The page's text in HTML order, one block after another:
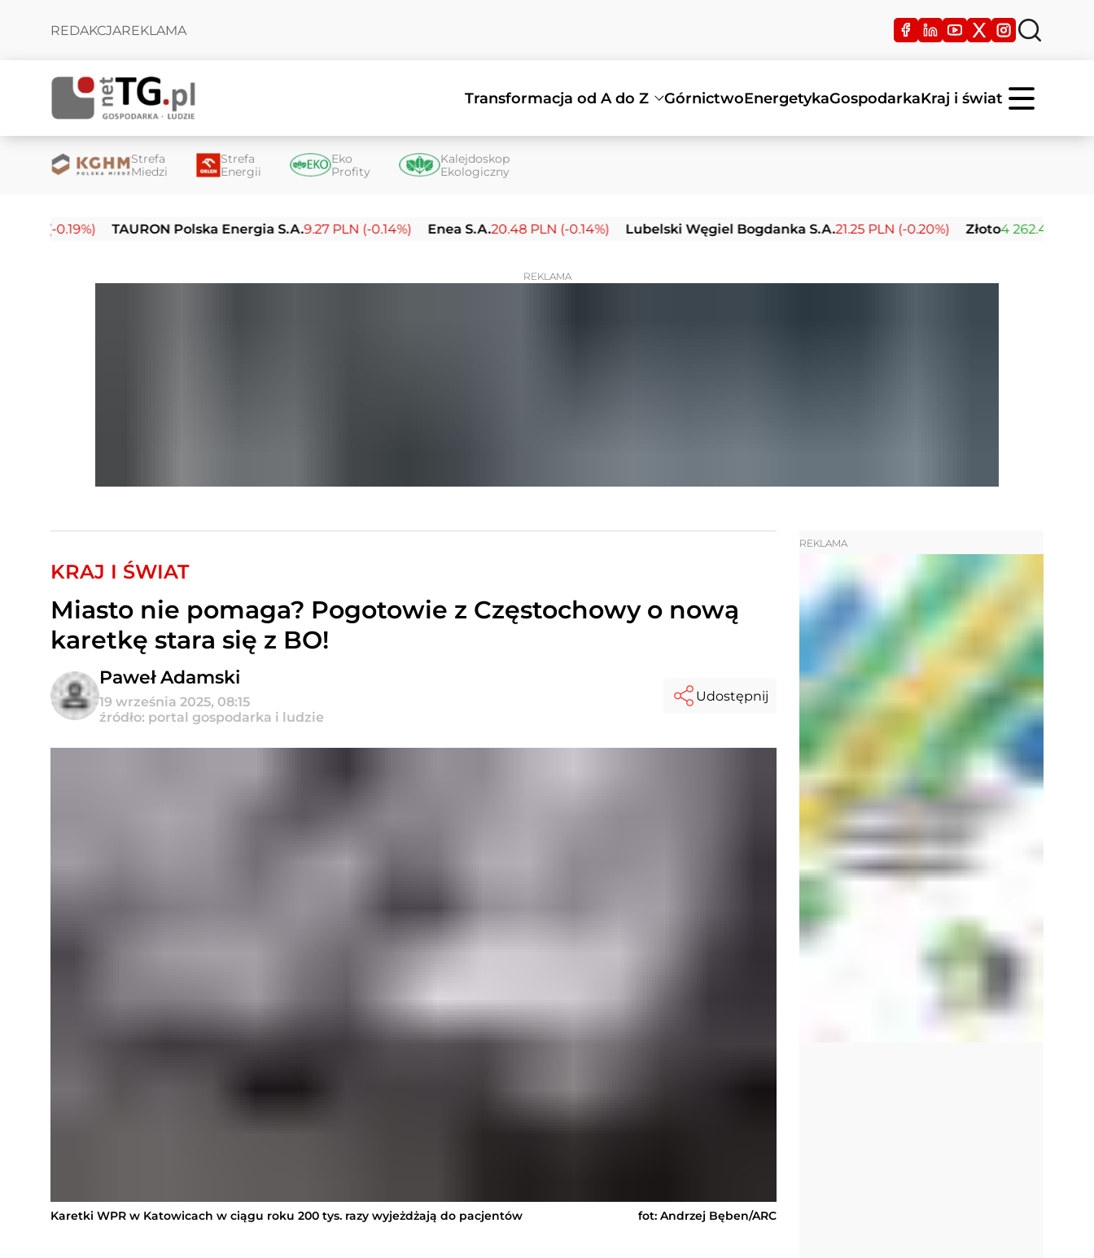
REDAKCJAREKLAMA
Transformacja od A do Z GórnictwoEnergetykaGospodarkaKraj i świat
Strefa
Miedzi
Strefa
Energii
Eko
Profity
Kalejdoskop
Ekologiczny
TAURON Polska Energia S.A.9.27 PLN (-0.14%) Enea S.A.20.48 PLN (-0.14%) Lubelski Węgiel Bogdanka S.A.21.25 PLN (-0.20%) Złoto4 262.47 USD (+0.36%)
REKLAMA
KRAJ I ŚWIAT
Miasto nie pomaga? Pogotowie z Częstochowy o nową
karetkę stara się z BO!
Paweł Adamski
19 września 2025, 08:15
źródło: portal gospodarka i ludzie
Udostępnij
Karetki WPR w Katowicach w ciągu roku 200 tys. razy wyjeżdżają do pacjentów fot: Andrzej Bęben/ARC
REKLAMA